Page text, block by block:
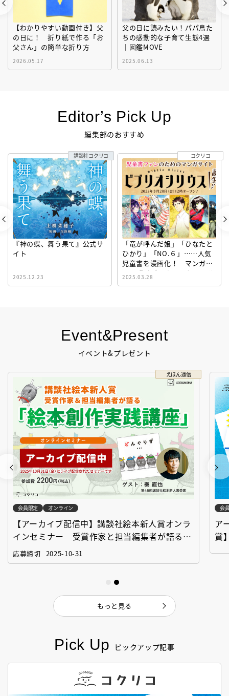
Pick Up ピックアップ記事
Event&Present
イベント&プレゼント
えほん通信
会員限定 オンライン
【アーカイブ配信中】講談社絵本新人賞オンラ
インセミナー 受賞作家と担当編集者が語る
「絵本創作実践講座」
応募締切 2025-10-31
会
ア
賞
もっと見る
【わかりやすい動画付き】父
の日に！ 折り紙で作る「お
父さん」の簡単な折り方
2026.05.17
父の日に読みたい！パパ鳥た
ちの感動的な子育て生態4選
｜図鑑MOVE
2025.06.13
Editor’s Pick Up
編集部のおすすめ
『神の蝶、舞う果て』公式サ
イト
2025.12.23
講談社コクリコ
「竜が呼んだ娘」「ひなたと
ひかり」「NO.６」……人気
児童書を漫画化！ マンガサ
イト『ビブリオシリウス』誕
生！
2025.03.28
コクリコ